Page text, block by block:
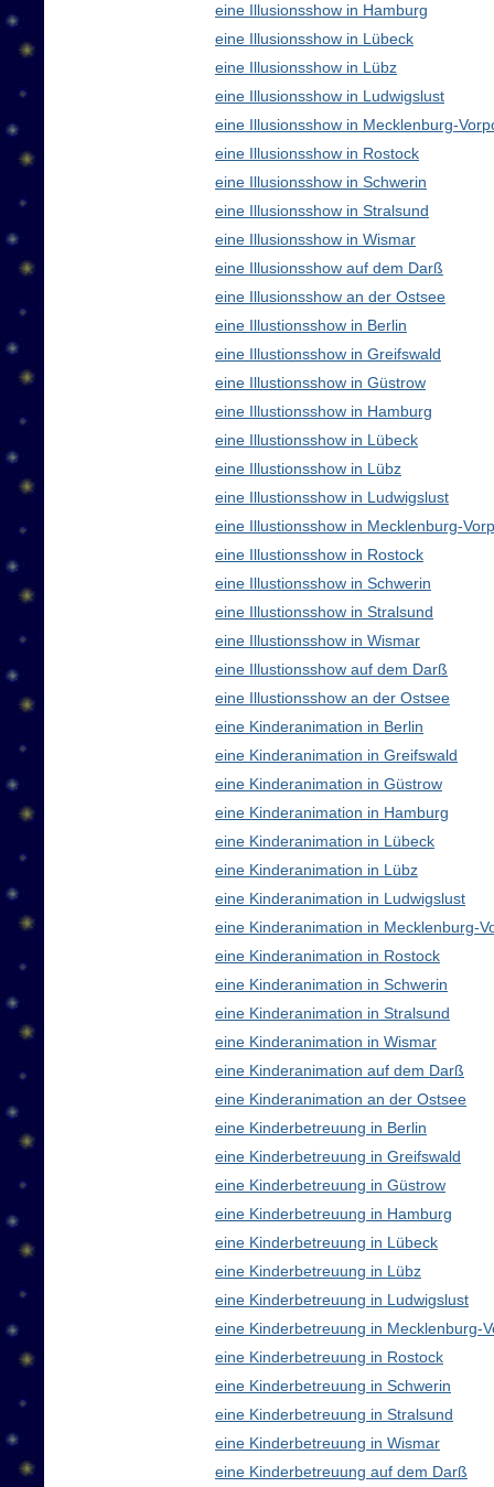
eine Illusionsshow in Hamburg
eine Illusionsshow in Lübeck
eine Illusionsshow in Lübz
eine Illusionsshow in Ludwigslust
eine Illusionsshow in Mecklenburg-
eine Illusionsshow in Rostock
eine Illusionsshow in Schwerin
eine Illusionsshow in Stralsund
eine Illusionsshow in Wismar
eine Illusionsshow auf dem Darß
eine Illusionsshow an der Ostsee
eine Illustionsshow in Berlin
eine Illustionsshow in Greifswald
eine Illustionsshow in Güstrow
eine Illustionsshow in Hamburg
eine Illustionsshow in Lübeck
eine Illustionsshow in Lübz
eine Illustionsshow in Ludwigslust
eine Illustionsshow in Mecklenburg-
eine Illustionsshow in Rostock
eine Illustionsshow in Schwerin
eine Illustionsshow in Stralsund
eine Illustionsshow in Wismar
eine Illustionsshow auf dem Darß
eine Illustionsshow an der Ostsee
eine Kinderanimation in Berlin
eine Kinderanimation in Greifswald
eine Kinderanimation in Güstrow
eine Kinderanimation in Hamburg
eine Kinderanimation in Lübeck
eine Kinderanimation in Lübz
eine Kinderanimation in Ludwigslust
eine Kinderanimation in Mecklenburg-
eine Kinderanimation in Rostock
eine Kinderanimation in Schwerin
eine Kinderanimation in Stralsund
eine Kinderanimation in Wismar
eine Kinderanimation auf dem Darß
eine Kinderanimation an der Ostsee
eine Kinderbetreuung in Berlin
eine Kinderbetreuung in Greifswald
eine Kinderbetreuung in Güstrow
eine Kinderbetreuung in Hamburg
eine Kinderbetreuung in Lübeck
eine Kinderbetreuung in Lübz
eine Kinderbetreuung in Ludwigslust
eine Kinderbetreuung in Mecklenburg-
eine Kinderbetreuung in Rostock
eine Kinderbetreuung in Schwerin
eine Kinderbetreuung in Stralsund
eine Kinderbetreuung in Wismar
eine Kinderbetreuung auf dem Darß